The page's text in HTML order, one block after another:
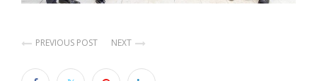
PREVIOUS POST NEXT